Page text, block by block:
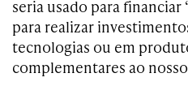
seria usado para financiar
para realizar
tecnologias ou em
complementares ao